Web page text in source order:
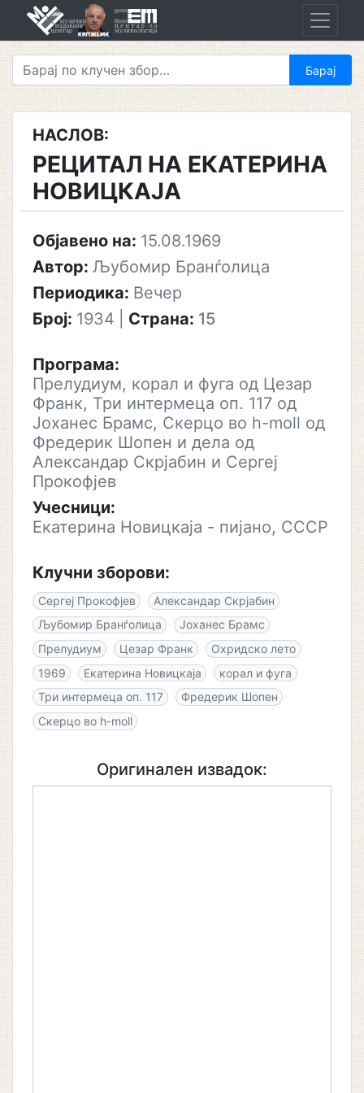
НАСЛОВ:
РЕЦИТАЛ НА ЕКАТЕРИНА
НОВИЦКАЈА
Објавено на: 15.08.1969
Автор: Љубомир Бранѓолица
Периодика: Вечер
Број: 1934 Страна: 15
Програма:
Прелудиум, корал и фуга од Цезар
Франк, Три интермеца оп. 117 од
Јоханес Брамс, Скерцо во h-moll од
Фредерик Шопен и дела од
Александар Скрјабин и Сергеј
Прокофјев
Учесници:
Екатерина Новицкаја - пијано, СССР
Клучни зборови:
Сергеј Прокофјев
Александар Скрјабин
Љубомир Бранѓолица
Јоханес Брамс
Прелудиум
Цезар Франк
Охридско лето
1969
Екатерина Новицкаја
корал и фуга
Три интермеца оп. 117
Фредерик Шопен
Скерцо во h-moll
Оригинален извадок: